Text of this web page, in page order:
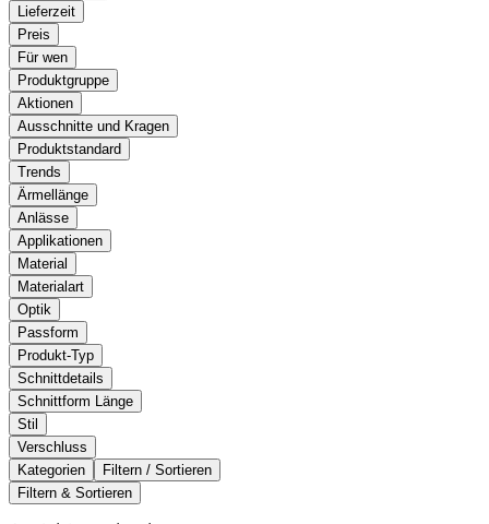
Lieferzeit
Preis
Für wen
Produktgruppe
Aktionen
Ausschnitte und Kragen
Produktstandard
Trends
Ärmellänge
Anlässe
Applikationen
Material
Materialart
Optik
Passform
Produkt-Typ
Schnittdetails
Schnittform Länge
Stil
Verschluss
Kategorien
Filtern / Sortieren
Filtern & Sortieren